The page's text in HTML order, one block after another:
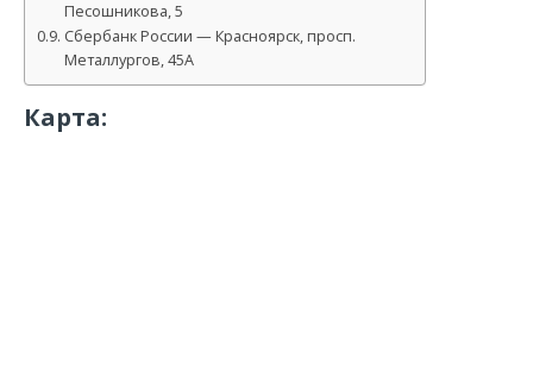
Песошникова, 5
Сбербанк России — Красноярск, просп.
Металлургов, 45А
Карта: